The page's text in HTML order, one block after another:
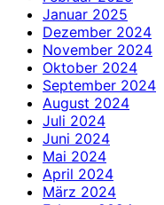
Januar 2025
Dezember 2024
November 2024
Oktober 2024
September 2024
August 2024
Juli 2024
Juni 2024
Mai 2024
April 2024
März 2024